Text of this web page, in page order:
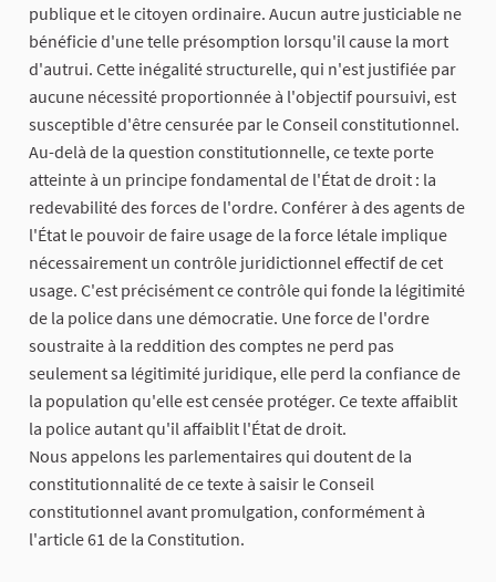
publique et le citoyen ordinaire. Aucun autre justiciable ne
bénéficie d'une telle présomption lorsqu'il cause la mort
d'autrui. Cette inégalité structurelle, qui n'est justifiée par
aucune nécessité proportionnée à l'objectif poursuivi, est
susceptible d'être censurée par le Conseil constitutionnel.
Au-delà de la question constitutionnelle, ce texte porte
atteinte à un principe fondamental de l'État de droit : la
redevabilité des forces de l'ordre. Conférer à des agents de
l'État le pouvoir de faire usage de la force létale implique
nécessairement un contrôle juridictionnel effectif de cet
usage. C'est précisément ce contrôle qui fonde la légitimité
de la police dans une démocratie. Une force de l'ordre
soustraite à la reddition des comptes ne perd pas
seulement sa légitimité juridique, elle perd la confiance de
la population qu'elle est censée protéger. Ce texte affaiblit
la police autant qu'il affaiblit l'État de droit.
Nous appelons les parlementaires qui doutent de la
constitutionnalité de ce texte à saisir le Conseil
constitutionnel avant promulgation, conformément à
l'article 61 de la Constitution.